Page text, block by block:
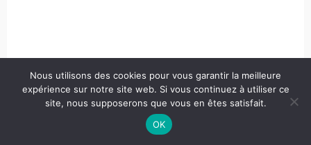
Nous utilisons des cookies pour vous garantir la meilleure
expérience sur notre site web. Si vous continuez à utiliser ce
site, nous supposerons que vous en êtes satisfait.
OK